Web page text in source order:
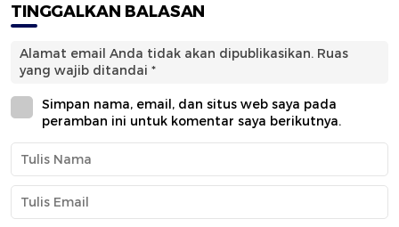
TINGGALKAN BALASAN
Alamat email Anda tidak akan dipublikasikan. Ruas
yang wajib ditandai *
Simpan nama, email, dan situs web saya pada
peramban ini untuk komentar saya berikutnya.